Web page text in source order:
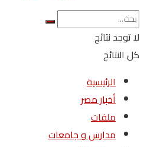
لا توجد نتائج
كل النتائج
الرئيسية
أخبار مصر
ملفات
مدارس و جامعات